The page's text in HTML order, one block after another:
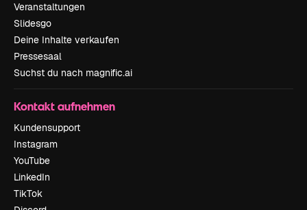
Veranstaltungen
Slidesgo
Deine Inhalte verkaufen
Pressesaal
Suchst du nach magnific.ai
Kontakt aufnehmen
Kundensupport
Instagram
YouTube
LinkedIn
TikTok